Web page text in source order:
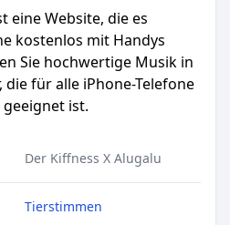
eine Website, die es
kostenlos mit Handys
Sie hochwertige Musik in
für alle iPhone-Telefone
ist.
Der Kiffness X Alugalu
Tierstimmen